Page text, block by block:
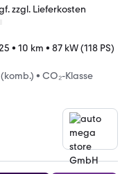
zzgl. Lieferkosten
• 10 km • 87 kW (118 PS)
• CO₂-Klasse